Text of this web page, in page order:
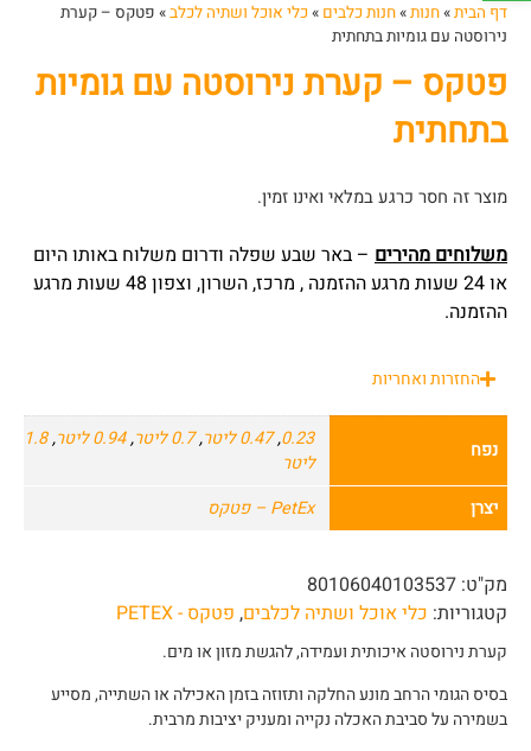
דף הבית»חנות»חנות כלבים »כלי אוכל ושתיה לכלב» פטקס – קערת
נירוסטה עם גומיות בתחתית
פטקס – קערת נירוסטה עם גומיות
בתחתית
מוצר זה חסר כרגע במלאי ואינו זמין.
משלוחים מהירים – באר שבע שפלה ודרום משלוח באותו היום
או 24 שעות מרגע ההזמנה , מרכז, השרון, וצפון 48 שעות מרגע
ההזמנה.
החזרות ואחריות
נפח 0.23
,0.47 ליטר ,0.7 ליטר ,0.94 ליטר ,
1.8
ליטר
יצרן
PetEx – פטקס
מק"ט: 80106040103537
קטגוריות: כלי אוכל ושתיה לכלבים, פטקס - PETEX
קערת נירוסטה איכותית ועמידה, להגשת מזון או מים.
בסיס הגומי הרחב מונע החלקה ותזוזה בזמן האכילה או השתייה, מסייע
בשמירה על סביבת האכלה נקייה ומעניק יציבות מרבית.